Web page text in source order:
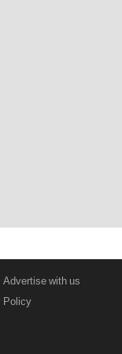
Advertise with us
Policy